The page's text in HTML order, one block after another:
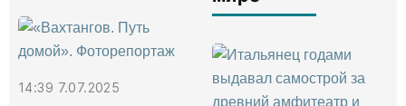
14:39 7.07.2025